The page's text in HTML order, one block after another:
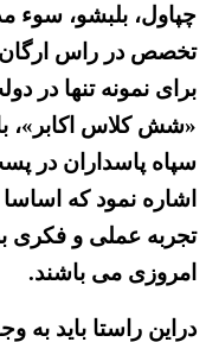
چپاول، بلبشو، سوء
تخصص در راس
برای نمونه تنها در
سپاه پاسداران در
اشاره نمود که
تجربه عملی و فکری
امروزی می باشند.
دراین راستا باید به